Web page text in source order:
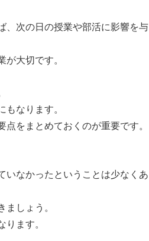
、次の日の授業や部活に影響を与
大切です。
なります。
をまとめておくのが重要です。
いなかったということは少なくあ
しょう。
ます。